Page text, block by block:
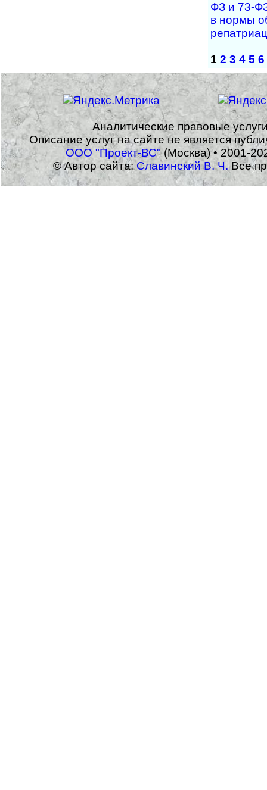
ФЗ и 73-
в нормы
1 2 3 4 5 6
Аналитические правовые
Описание услуг на сайте не является
ООО "Проект-ВС"(Москва) • 2001-
© Автор сайта:Славинский В. Ч.Все